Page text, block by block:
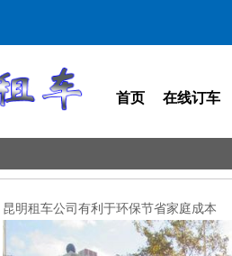
首页 在线订车
昆明租车公司有利于环保节省家庭成本